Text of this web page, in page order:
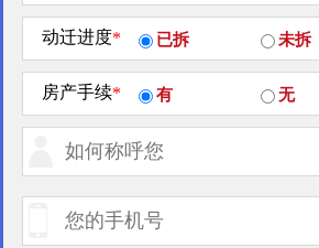
团队荣誉
动迁进度* 已拆 未拆
房产手续* 有 无